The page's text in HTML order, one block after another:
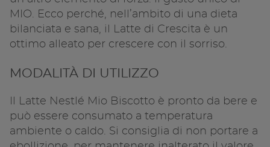
MIO. Ecco perché, nell’ambito di una dieta
bilanciata e sana, il Latte di Crescita è un
ottimo alleato per crescere con il sorriso.
MODALITÀ DI UTILIZZO
Il Latte Nestlé Mio Biscotto è pronto da bere e
può essere consumato a temperatura
ambiente o caldo. Si consiglia di non portare a